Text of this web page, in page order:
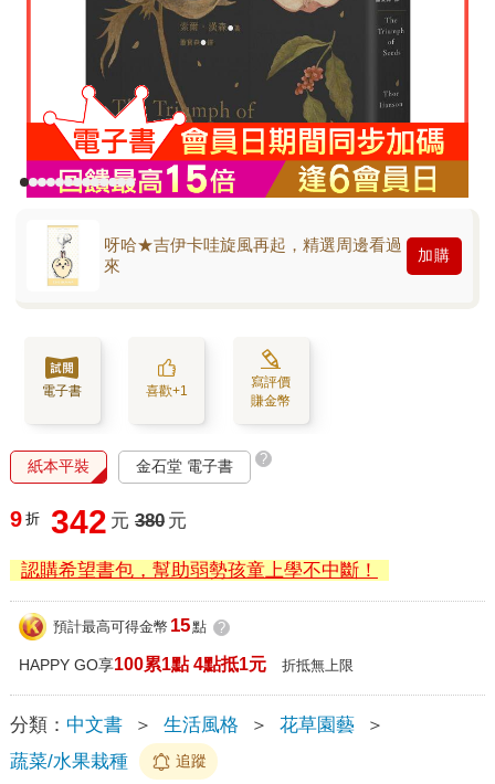
呀哈★吉伊卡哇旋風再起，精選周邊看過
來
加購
電子書 喜歡+1
寫評價
賺金幣
紙本平裝 金石堂 電子書 ?
9 折 342 元 380 元
認購希望書包，幫助弱勢孩童上學不中斷！
預計最高可得金幣 15點 ?
HAPPY GO享100累1點 4點抵1元 折抵無上限
分類： 中文書 ＞ 生活風格 ＞ 花草園藝
＞
蔬菜/水果栽種
追蹤